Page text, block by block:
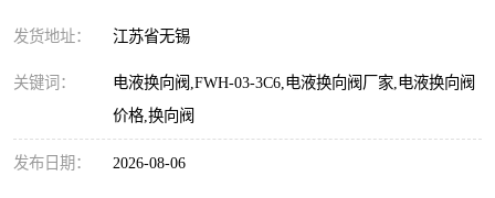
发货地址： 江苏省无锡
关键词：
电液换向阀,FWH-03-3C6,电液换向阀厂家,电液换向阀
价格,换向阀
发布日期： 2026-08-06